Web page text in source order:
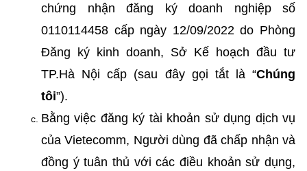
chứng nhận đăng ký doanh nghiệp số
0110114458 cấp ngày 12/09/2022 do Phòng
Đăng ký kinh doanh, Sở Kế hoạch đầu tư
TP.Hà Nội cấp (sau đây gọi tắt là “Chúng
tôi”).
Bằng việc đăng ký tài khoản sử dụng dịch vụ
của Vietecomm, Người dùng đã chấp nhận và
đồng ý tuân thủ với các điều khoản sử dụng,